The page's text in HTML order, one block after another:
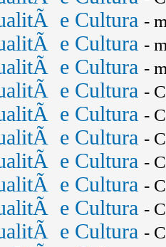
e Cultura -
e Cultura -
e Cultura -
e Cultura -
e Cultura -
e Cultura -
e Cultura -
e Cultura -
e Cultura -
e Cultura -